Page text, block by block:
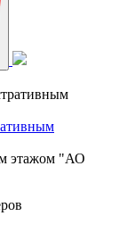
этажом "АО